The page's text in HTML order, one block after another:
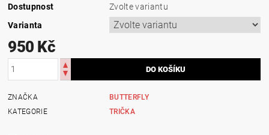
Dostupnost
Zvolte variantu
Varianta
950 Kč
ZNAČKA
BUTTERFLY
KATEGORIE
TRIČKA